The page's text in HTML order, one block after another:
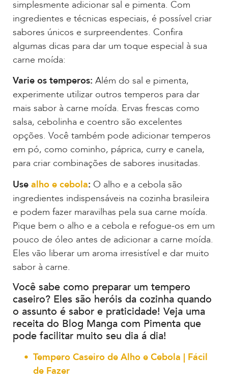
simplesmente adicionar sal e pimenta. Com
ingredientes e técnicas especiais, é possível criar
sabores únicos e surpreendentes. Confira
algumas dicas para dar um toque especial à sua
carne moída:
Varie os temperos: Além do sal e pimenta,
experimente utilizar outros temperos para dar
mais sabor à carne moída. Ervas frescas como
salsa, cebolinha e coentro são excelentes
opções. Você também pode adicionar temperos
em pó, como cominho, páprica, curry e canela,
para criar combinações de sabores inusitadas.
Use alho e cebola: O alho e a cebola são
ingredientes indispensáveis na cozinha brasileira
e podem fazer maravilhas pela sua carne moída.
Pique bem o alho e a cebola e refogue-os em um
pouco de óleo antes de adicionar a carne moída.
Eles vão liberar um aroma irresistível e dar muito
sabor à carne.
Você sabe como preparar um tempero
caseiro? Eles são heróis da cozinha quando
o assunto é sabor e praticidade! Veja uma
receita do Blog Manga com Pimenta que
pode facilitar muito seu dia á dia!
Tempero Caseiro de Alho e Cebola | Fácil
de Fazer